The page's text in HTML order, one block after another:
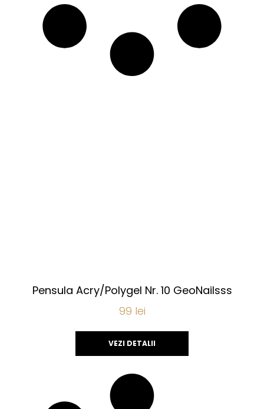
Pensula Acry/Polygel Nr. 10 GeoNailsss
99 lei
VEZI DETALII